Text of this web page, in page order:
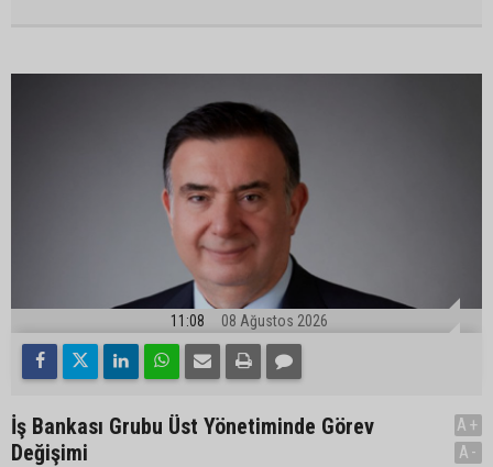
11:08 08 Ağustos 2026
İş Bankası Grubu Üst Yönetiminde Görev
Değişimi
A+
A-